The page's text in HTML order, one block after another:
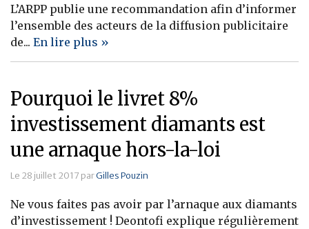
L’ARPP publie une recommandation afin d’informer
l’ensemble des acteurs de la diffusion publicitaire
de... En lire plus »
Pourquoi le livret 8%
investissement diamants est
une arnaque hors-la-loi
Le 28 juillet 2017 parGilles Pouzin
Ne vous faites pas avoir par l’arnaque aux diamants
d’investissement ! Deontofi explique régulièrement